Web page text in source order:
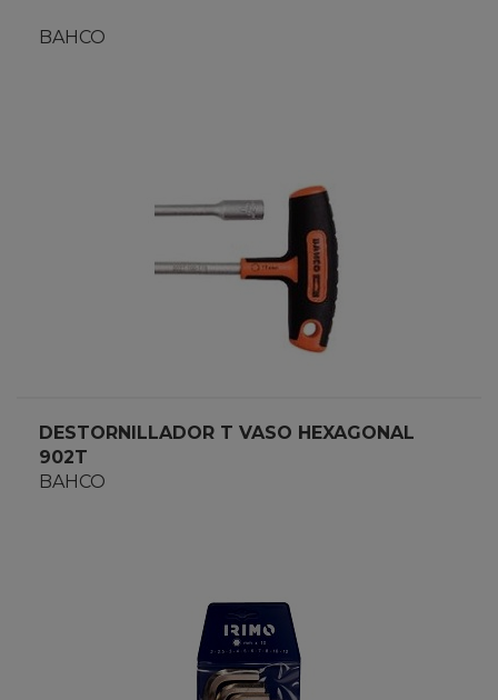
BAHCO
DESTORNILLADOR T VASO HEXAGONAL
902T
BAHCO